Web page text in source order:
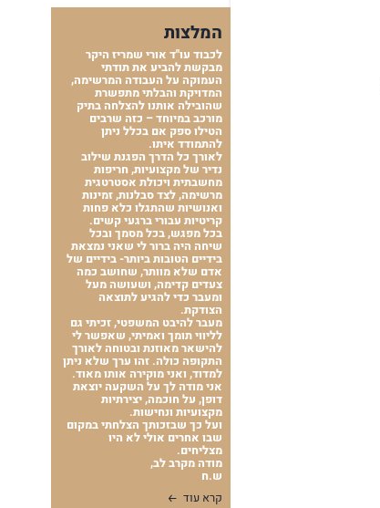
המלצות
לכבוד עו"ד אורי שמריז היקר
מבקשת להביע את תודתי
העמוקה על העבודה המרשימה,
המדויקת והבלתי מתפשרת
שהובילה אותנו להצלחה בתיק
מורכב במיוחד – כזה שרבים
הטילו ספק אם בכלל ניתן
להתמודד איתו.
לאורך כל הדרך הפגנת שילוב
נדיר של מקצועיות, חריפות
מחשבתית ויכולת אסטרטגית
מרשימה, לצד סבלנות, זמינות
ואנושיות שהתגלו כלא פחות
קריטיות עבורי ברגעי קשים.
בכל מפגש, בכל מסמך ובכל
שיחה היה ברור לי שאני נמצאת
בידיים הטובות ביותר- בידיים של
אדם שלא מוותר, שחושב כמה
צעדים קדימה, ושעושה מעל
ומעבר כדי להגיע לתוצאה
הצודקת.
מעבר להיבט המשפטי, זכיתי גם
לליווי תומך ואמיתי, שאפשר לי
להישאר מאוזנת ובטוחה לאורך
התקופה כולה. זהו ערך שלא ניתן
למדוד, ואני מוקירה אותו מאוד.
אני מודה לך על השקעה יוצאת
דופן, על חוכמה, יצירתיות
מקצועיות ונחישות.
ועל כך שבזכותך הצלחתי במקום
שבו אחרים אולי לא היו
מצליחים.
מודה מקרב לב,
ש.ח
קרא עוד